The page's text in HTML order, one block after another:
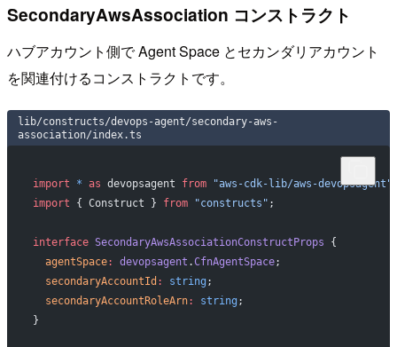
SecondaryAwsAssociation コンストラクト
ハブアカウント側で Agent Space とセカンダリアカウント
を関連付けるコンストラクトです。
lib/constructs/devops-agent/secondary-aws-
association/index.ts
import * as devopsagent from "aws-cdk-lib/aws-devopsagent"
import { Construct } from "constructs" ;
interface SecondaryAwsAssociationConstructProps {
  agentSpace
: devopsagent .CfnAgentSpace;
  secondaryAccountId
: string ;
  secondaryAccountRoleArn
: string ;
}